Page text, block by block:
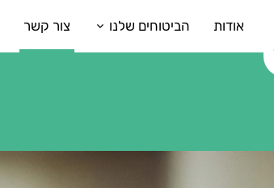
אודות הביטוחים שלנו צור קשר